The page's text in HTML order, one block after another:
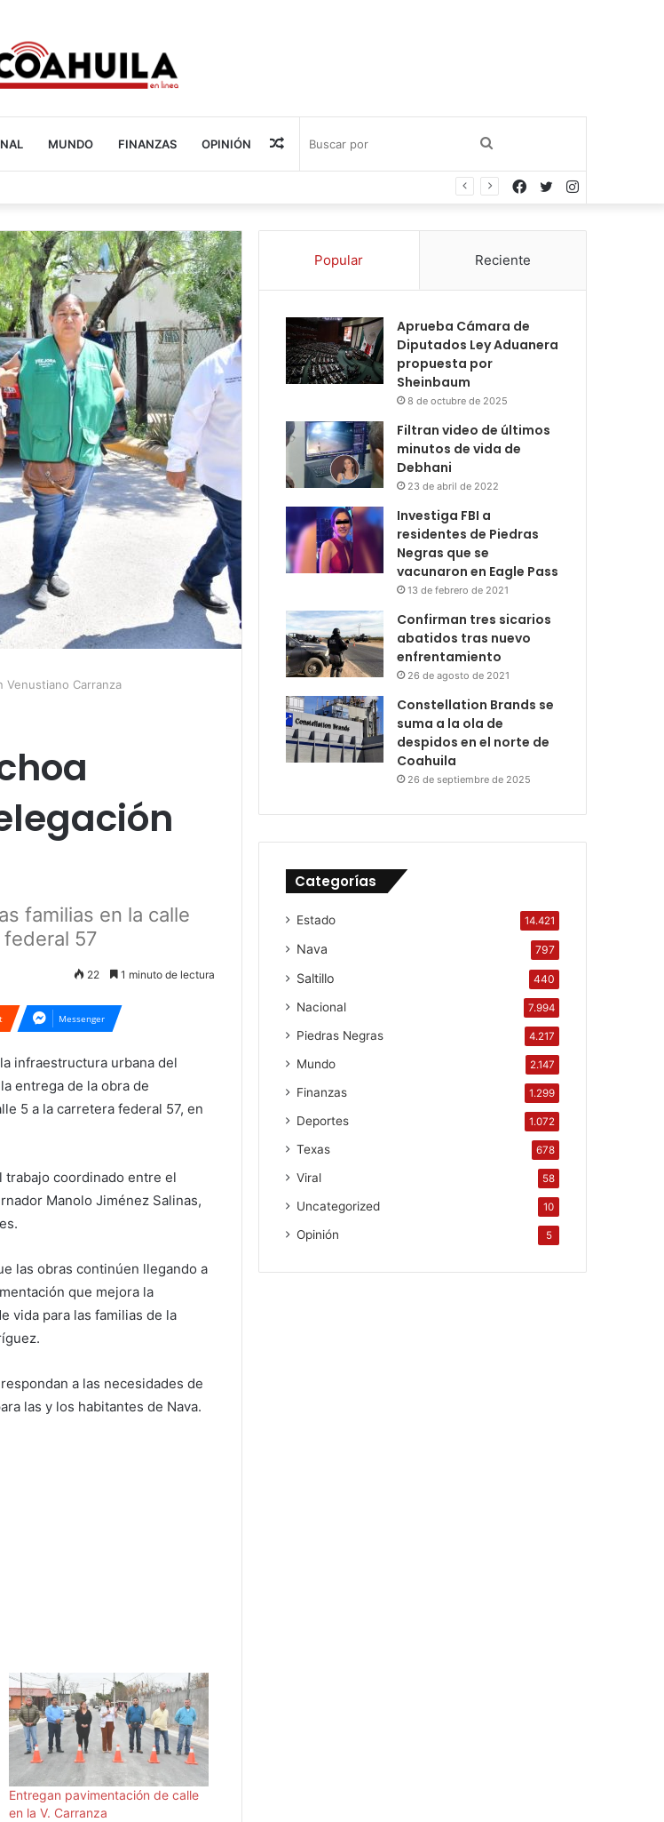
MUNDO FINANZAS OPINIÓN
por
Publicación
Instagram
Twitter
Facebook
Venustiano Carranza
familias en la calle
federal 57
22 1 minuto de lectura
Messenger
infraestructura urbana del
entrega de la obra de
5 a la carretera federal 57, en
trabajo coordinado entre el
Manolo Jiménez Salinas,
las obras continúen llegando a
que mejora la
vida para las familias de la
a las necesidades de
las y los habitantes de Nava.
Entregan pavimentación de calle
en la V. Carranza
Popular Reciente
Aprueba Cámara de
Diputados Ley Aduanera
propuesta por
Sheinbaum
8 de octubre de 2025
Filtran video de últimos
minutos de vida de
Debhani
23 de abril de 2022
Investiga FBI a
residentes de Piedras
Negras que se
vacunaron en Eagle Pass
13 de febrero de 2021
Confirman tres sicarios
abatidos tras nuevo
enfrentamiento
26 de agosto de 2021
Constellation Brands se
suma a la ola de
despidos en el norte de
Coahuila
26 de septiembre de 2025
Categorías
Estado 14.421
Nava 797
Saltillo 440
Nacional 7.994
Piedras Negras 4.217
Mundo 2.147
Finanzas 1.299
Deportes 1.072
Texas 678
Viral 58
Uncategorized 10
Opinión 5